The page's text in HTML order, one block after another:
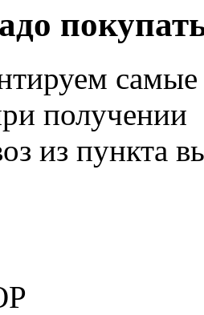
получении
из пункта